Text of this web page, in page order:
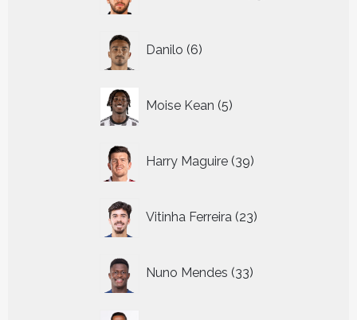
Danilo 6
producten
Moise Kean 5
producten
Harry Maguire 39
producten
Vitinha Ferreira 23
producten
Nuno Mendes 33
producten